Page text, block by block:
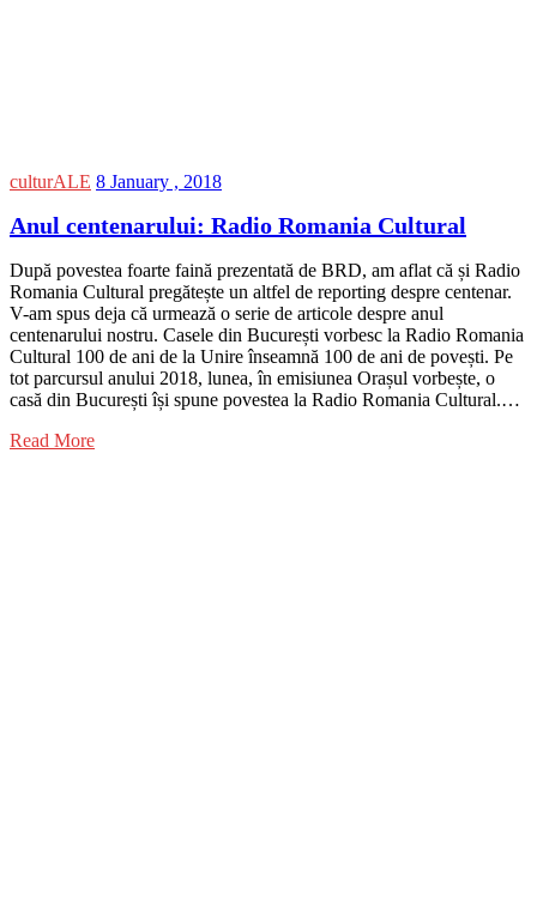
culturALE 8 January , 2018
Anul centenarului: Radio Romania Cultural
După povestea foarte faină prezentată de BRD, am aflat că și Radio
Romania Cultural pregătește un altfel de reporting despre centenar.
V-am spus deja că urmează o serie de articole despre anul
centenarului nostru. Casele din București vorbesc la Radio Romania
Cultural 100 de ani de la Unire înseamnă 100 de ani de povești. Pe
tot parcursul anului 2018, lunea, în emisiunea Orașul vorbește, o
casă din București își spune povestea la Radio Romania Cultural.…
Read More